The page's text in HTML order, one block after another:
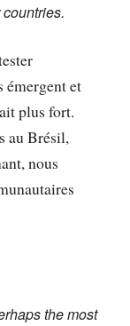
et
plus fort.
au Brésil,
nous
the most